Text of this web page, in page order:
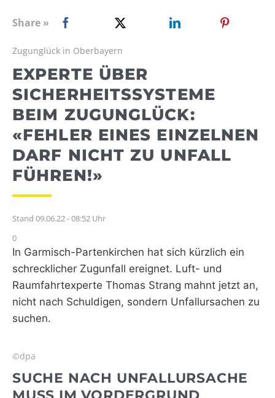
WEBRADIO
Share »
Zugunglück in Oberbayern
EXPERTE ÜBER
SICHERHEITSSYSTEME
BEIM ZUGUNGLÜCK:
«FEHLER EINES EINZELNEN
DARF NICHT ZU UNFALL
FÜHREN!»
Stand 09.06.22 - 08:52 Uhr
0
In Garmisch-Partenkirchen hat sich kürzlich ein
schrecklicher Zugunfall ereignet. Luft- und
Raumfahrtexperte Thomas Strang mahnt jetzt an,
nicht nach Schuldigen, sondern Unfallursachen zu
suchen.
©dpa
SUCHE NACH UNFALLURSACHE